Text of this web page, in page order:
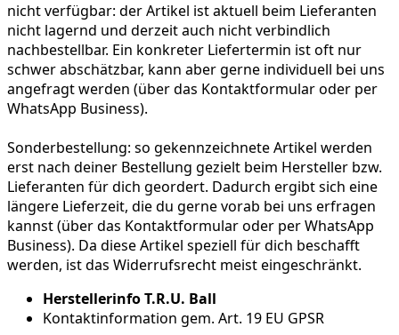
nicht verfügbar: der Artikel ist aktuell beim Lieferanten
nicht lagernd und derzeit auch nicht verbindlich
nachbestellbar. Ein konkreter Liefertermin ist oft nur
schwer abschätzbar, kann aber gerne individuell bei uns
angefragt werden (über das Kontaktformular oder per
WhatsApp Business).
Sonderbestellung: so gekennzeichnete Artikel werden
erst nach deiner Bestellung gezielt beim Hersteller bzw.
Lieferanten für dich geordert. Dadurch ergibt sich eine
längere Lieferzeit, die du gerne vorab bei uns erfragen
kannst (über das Kontaktformular oder per WhatsApp
Business). Da diese Artikel speziell für dich beschafft
werden, ist das Widerrufsrecht meist eingeschränkt.
Herstellerinfo T.R.U. Ball
Kontaktinformation gem. Art. 19 EU GPSR